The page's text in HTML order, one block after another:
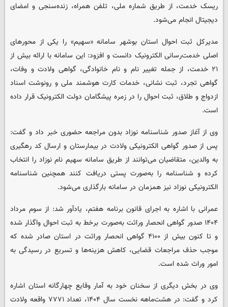
ریسک خدمت، از طریق شماره ملی، تلفن همراه، زنده‌سنجی و امضای
دیجیتال انجام می‌شود.
مدیرکل ثبت احوال استان بوشهر سامانه «سهیم» را یکی از محورهای
اصلی خدمت‌رسانی الکترونیک دانست و افزود: این سامانه با ارائه بیش از
۲۱ خدمت، از جمله تغییر نام و نام خانوادگی، گواهی ولادت و وفات،
گواهی تجرد، ثبت نشانی، خدمات کارت هوشمند ملی و رونوشت اسناد
ازدواج و طلاق، ثبت احوال را در زمره پیشگامان دولت الکترونیک قرار داده
است.
وی از آغاز صدور شناسنامه نوزاد بدون مراجعه حضوری خبر داد و گفت:
پس از صدور گواهی الکترونیکی ولادت در بیمارستان و ارسال کد رهگیری
به والدین، متقاضیان می‌توانند از طریق سامانه سهیم نام نوزاد را انتخاب
کرده و شناسنامه را به‌صورت پستی دریافت کنند همچنین شناسنامه
الکترونیکی نوزاد نیز همزمان در سامانه بارگذاری می‌شود.
عمرانی با اشاره به اجرای قانون برنامه هفتم، یادآور شد: از سوم مرداد
۱۴۰۴ صدور گواهی انحصار وراثت به‌صورت برخط به ثبت احوال واگذار شده
و تا کنون بیش از ۴۱۰۰ گواهی انحصار وراثت در استان صادر شده که
موجب حذف مراجعات قضایی، کاهش هزینه‌ها و تسریع در رسیدگی به
امور وراث شده است.
وی در بخش دیگری از سخنان خود به آمار وقایع چهارگانه استان اشاره
کرد و گفت: در هشت‌ماهه نخست سال ۱۴۰۴، تعداد ۷۷۷۱ واقعه ولادت